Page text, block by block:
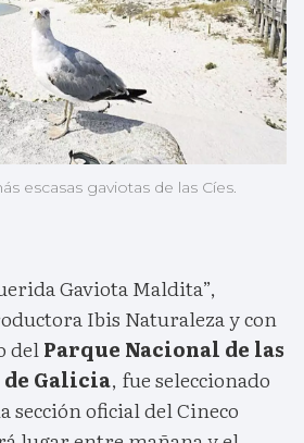
escasas gaviotas de las Cíes.
Gaviota Maldita”,
Ibis Naturaleza y con
delParque Nacional de las
Galicia, fue seleccionado
sección oficial del Cineco